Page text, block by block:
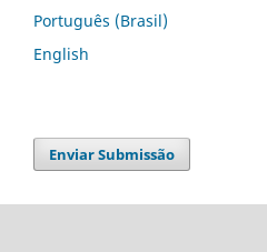
Português (Brasil)
English
Enviar Submissão